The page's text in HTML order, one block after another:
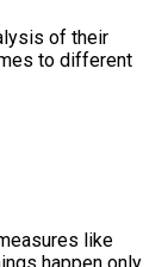
of their
to different
like